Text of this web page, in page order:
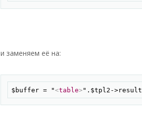
и заменяем её на:
$buffer = "<table> ".$tpl2->result